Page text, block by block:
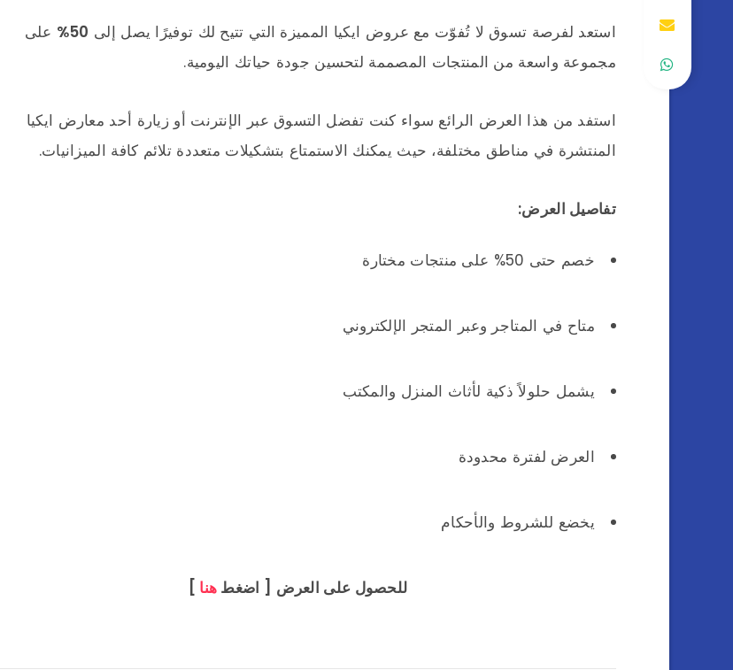
استعد لفرصة تسوق لا تُفوّت مع عروض ايكيا المميزة التي تتيح لك توفيرًا يصل إلى 50%
على
مجموعة واسعة من المنتجات المصممة لتحسين جودة حياتك اليومية.
استفد من هذا العرض الرائع سواء كنت تفضل التسوق عبر الإنترنت أو زيارة أحد معارض ايكيا
المنتشرة في مناطق مختلفة، حيث يمكنك الاستمتاع بتشكيلات متعددة تلائم كافة الميزانيات.
تفاصيل العرض:
خصم حتى 50% على منتجات مختارة
متاح في المتاجر وعبر المتجر الإلكتروني
يشمل حلولاً ذكية لأثاث المنزل والمكتب
العرض لفترة محدودة
يخضع للشروط والأحكام
للحصول على العرض [ اضغط هنا ]